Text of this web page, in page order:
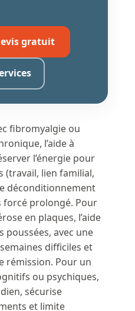
gratuit
fibromyalgie ou
l’aide à
l’énergie pour
(travail, lien familial,
déconditionnement
forcé prolongé. Pour
en plaques, l’aide
poussées, avec une
difficiles et
rémission. Pour un
ou psychiques,
sécurise
et limite